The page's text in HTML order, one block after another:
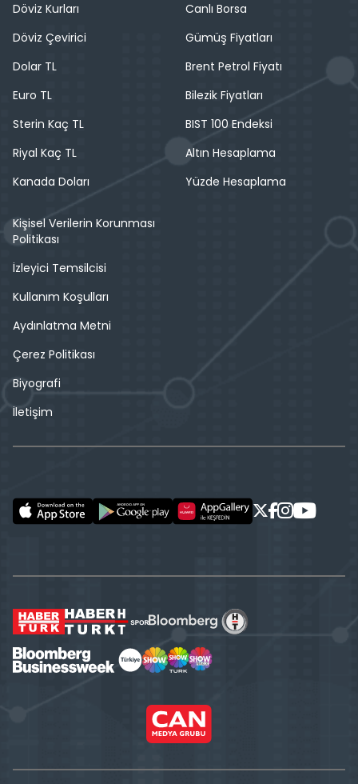
Döviz Kurları
Döviz Çevirici
Dolar TL
Euro TL
Sterin Kaç TL
Riyal Kaç TL
Kanada Doları
Canlı Borsa
Gümüş Fiyatları
Brent Petrol Fiyatı
Bilezik Fiyatları
BIST 100 Endeksi
Altın Hesaplama
Yüzde Hesaplama
Kişisel Verilerin Korunması
Politikası
İzleyici Temsilcisi
Kullanım Koşulları
Aydınlatma Metni
Çerez Politikası
Biyografi
İletişim